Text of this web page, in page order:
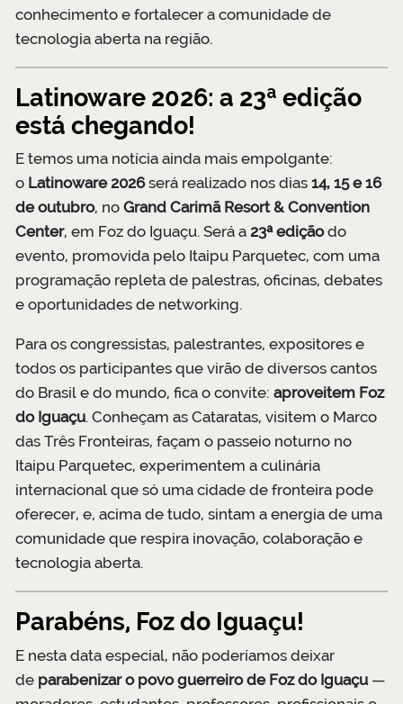
conhecimento e fortalecer a comunidade de
tecnologia aberta na região.
Latinoware 2026: a 23ª edição
está chegando!
E temos uma notícia ainda mais empolgante:
o Latinoware 2026será realizado nos dias 14, 15 e 16
de outubro, no Grand Carimã Resort & Convention
Center, em Foz do Iguaçu. Será a 23ª ediçãodo
evento, promovida pelo Itaipu Parquetec, com uma
programação repleta de palestras, oficinas, debates
e oportunidades de networking.
Para os congressistas, palestrantes, expositores e
todos os participantes que virão de diversos cantos
do Brasil e do mundo, fica o convite: aproveitem Foz
do Iguaçu. Conheçam as Cataratas, visitem o Marco
das Três Fronteiras, façam o passeio noturno no
Itaipu Parquetec, experimentem a culinária
internacional que só uma cidade de fronteira pode
oferecer, e, acima de tudo, sintam a energia de uma
comunidade que respira inovação, colaboração e
tecnologia aberta.
Parabéns, Foz do Iguaçu!
E nesta data especial, não poderíamos deixar
de parabenizar o povo guerreiro de Foz do Iguaçu —